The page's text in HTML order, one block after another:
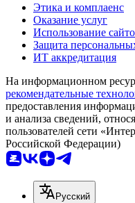
Этика и комплаенс
Оказание услуг
Использование
Защита
ИТ аккредитация
На информационном
рекомендательные
предоставления
и анализа сведений,
пользователей сети
Российской Федерации)
Русский